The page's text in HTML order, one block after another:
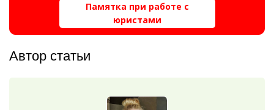
Памятка при работе с
юристами
Автор статьи